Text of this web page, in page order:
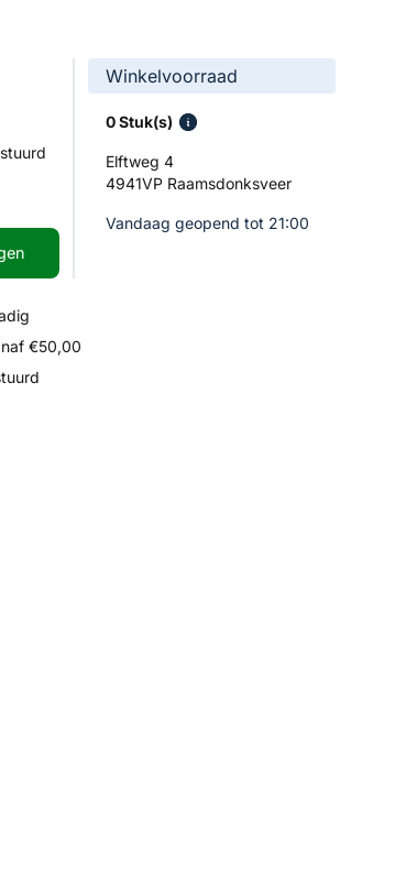
Winkelvoorraad
0 Stuk(s)
Elftweg 4
4941VP Raamsdonksveer
Vandaag geopend tot 21:00
€50,00